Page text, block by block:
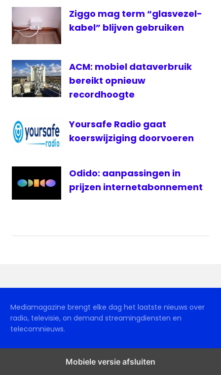
Omroep
Max
Simpons
Ziggo mag term “glasvezel-
kabel” blijven gebruiken
ACM: mobiel dataverbruik
bereikt opnieuw
recordhoogte
Yoursafe Radio gaat
koerswijziging doorvoeren
Odido: aanpassingen in
prijzen internetabonnement
Mediamagazine brengt elke dag het laatste nieuws over
radio, televisie, on demand streamingdiensten en
telecomnieuws.
Mobiele versie afsluiten